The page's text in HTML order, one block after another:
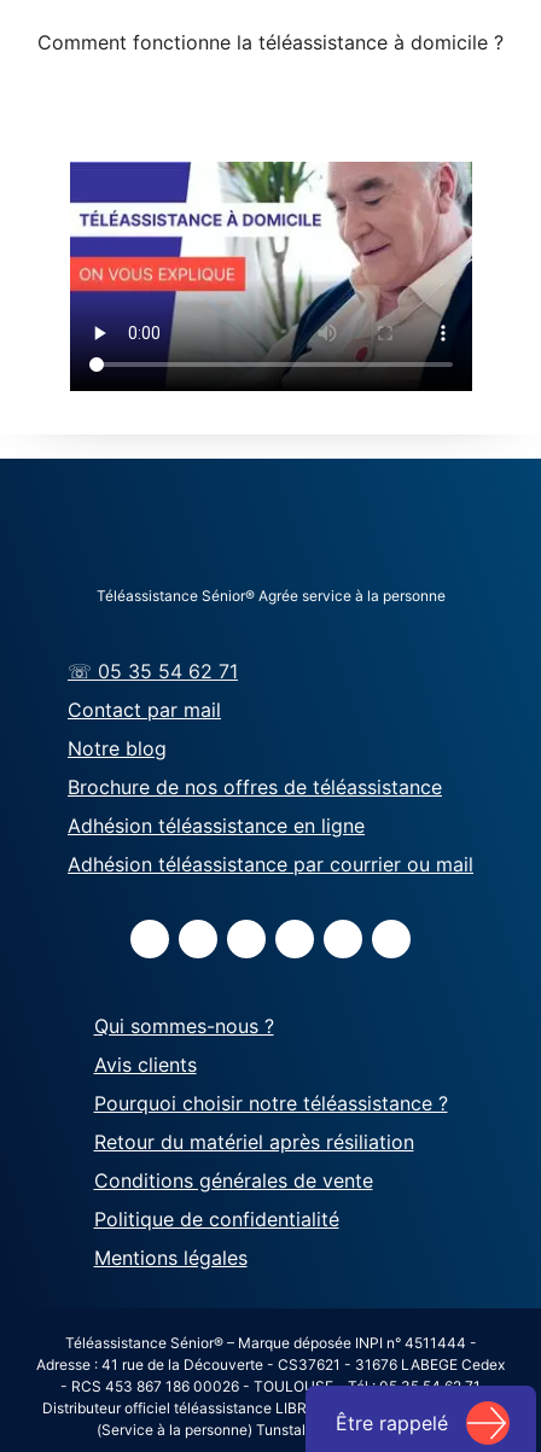
Être rappelé
Comment fonctionne la téléassistance à domicile ?
Téléassistance Sénior® Agrée service à la personne
☏ 05 35 54 62 71
Contact par mail
Notre blog
Brochure de nos offres de téléassistance
Adhésion téléassistance en ligne
Adhésion téléassistance par courrier ou mail
Qui sommes-nous ?
Avis clients
Pourquoi choisir notre téléassistance ?
Retour du matériel après résiliation
Conditions générales de vente
Politique de confidentialité
Mentions légales
Téléassistance Sénior® – Marque déposée INPI n° 4511444 -
Adresse : 41 rue de la Découverte - CS37621 - 31676 LABEGE Cedex
- RCS 453 867 186 00026 - TOULOUSE - Tél : 05 35 54 62 71
Distributeur officiel téléassistance LIBRALERTE avec agrément SAP
(Service à la personne) Tunstall n°2012/343431615